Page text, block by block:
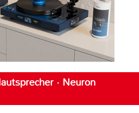
· Neuron